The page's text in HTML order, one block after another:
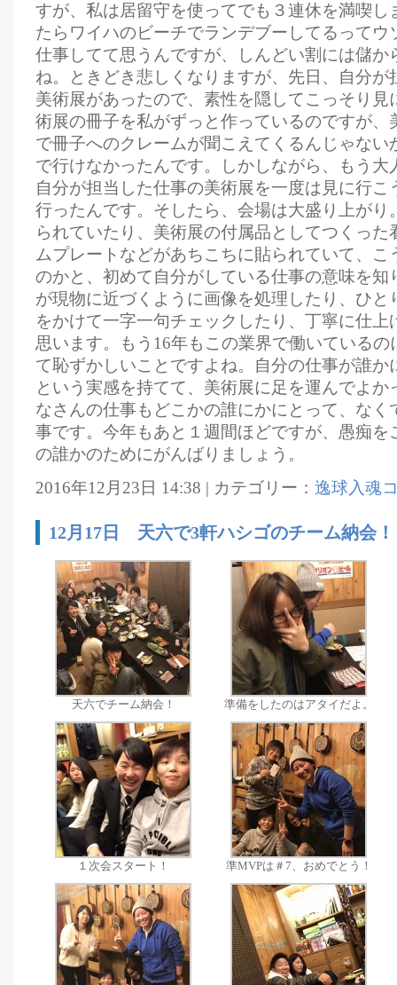
すが、私は居留守を使ってでも３連休を満喫し
たらワイハのビーチでランデブーしてるってウ
仕事してて思うんですが、しんどい割には儲か
ね。ときどき悲しくなりますが、先日、自分が
美術展があったので、素性を隠してこっそり見
術展の冊子を私がずっと作っているのですが、
で冊子へのクレームが聞こえてくるんじゃない
で行けなかったんです。しかしながら、もう大
自分が担当した仕事の美術展を一度は見に行こ
行ったんです。そしたら、会場は大盛り上がり
られていたり、美術展の付属品としてつくった
ムプレートなどがあちこちに貼られていて、こ
のかと、初めて自分がしている仕事の意味を知
が現物に近づくように画像を処理したり、ひと
をかけて一字一句チェックしたり、丁寧に仕上
思います。もう16年もこの業界で働いている
て恥ずかしいことですよね。自分の仕事が誰か
という実感を持てて、美術展に足を運んでよか
なさんの仕事もどこかの誰にかにとって、なく
事です。今年もあと１週間ほどですが、愚痴を
の誰かのためにがんばりましょう。
2016年12月23日 14:38 | カテゴリー： 逸球入魂
12月17日 天六で3軒ハシゴのチーム納会！
天六でチーム納会！ 準備をしたのはアタイだよ。
１次会スタート！ 準MVPは＃7、おめでとう！